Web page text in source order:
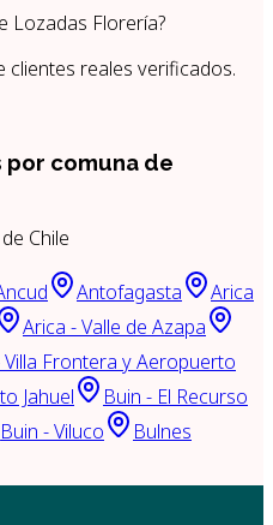
Lozadas Florería?
reales verificados.
por comuna de
Chile
Antofagasta
Arica
Arica - Valle de Azapa
Villa Frontera y Aeropuerto
Jahuel
Buin - El Recurso
Buin - Viluco Bulnes